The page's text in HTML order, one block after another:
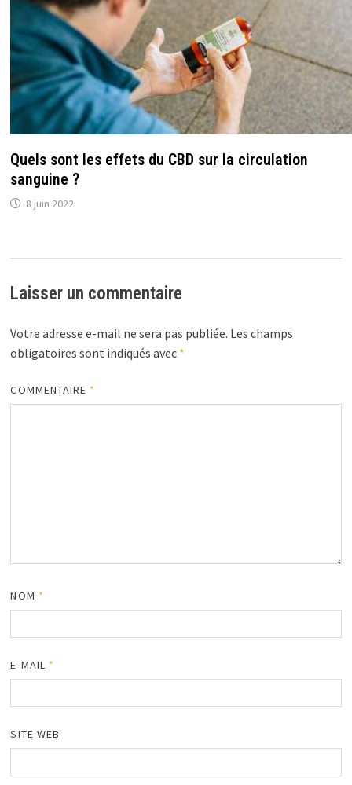
Quels sont les effets du CBD sur la circulation
sanguine ?
8 juin 2022
Laisser un commentaire
Votre adresse e-mail ne sera pas publiée. Les champs
obligatoires sont indiqués avec *
COMMENTAIRE *
NOM *
E-MAIL *
SITE WEB